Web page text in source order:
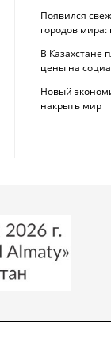
Появился
городов мира:
В Казахстане
цены на
Новый
накрыть мир